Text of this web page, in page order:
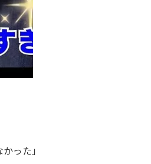
った」